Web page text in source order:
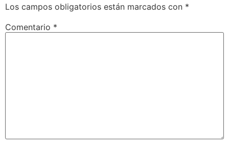
Los campos obligatorios están marcados con *
Comentario *